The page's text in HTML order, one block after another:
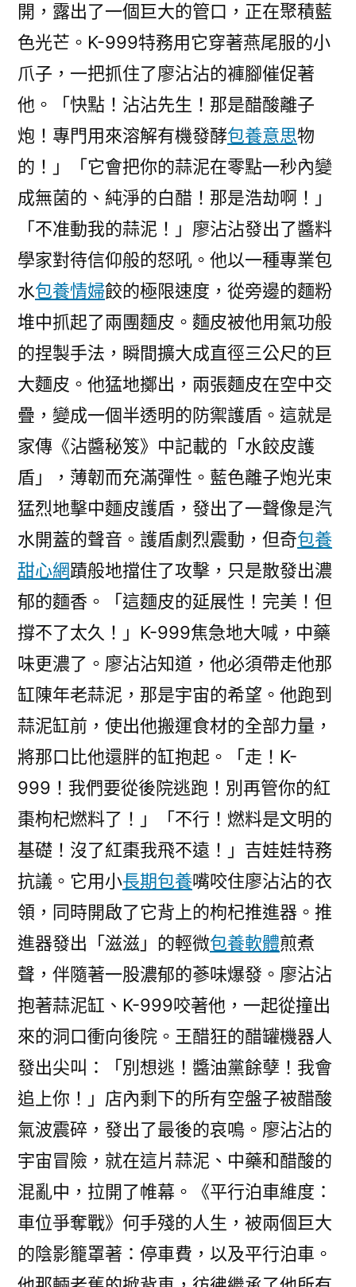
開，露出了一個巨大的管口，正在聚積藍
色光芒。K-999特務用它穿著燕尾服的小
爪子，一把抓住了廖沾沾的褲腳催促著
他。「快點！沾沾先生！那是醋酸離子
炮！專門用來溶解有機發酵包養意思物
的！」「它會把你的蒜泥在零點一秒內變
成無菌的、純淨的白醋！那是浩劫啊！」
「不准動我的蒜泥！」廖沾沾發出了醬料
學家對待信仰般的怒吼。他以一種專業包
水包養情婦餃的極限速度，從旁邊的麵粉
堆中抓起了兩團麵皮。麵皮被他用氣功般
的捏製手法，瞬間擴大成直徑三公尺的巨
大麵皮。他猛地擲出，兩張麵皮在空中交
疊，變成一個半透明的防禦護盾。這就是
家傳《沾醬秘笈》中記載的「水餃皮護
盾」，薄韌而充滿彈性。藍色離子炮光束
猛烈地擊中麵皮護盾，發出了一聲像是汽
水開蓋的聲音。護盾劇烈震動，但奇包養
甜心網蹟般地擋住了攻擊，只是散發出濃
郁的麵香。「這麵皮的延展性！完美！但
撐不了太久！」K-999焦急地大喊，中藥
味更濃了。廖沾沾知道，他必須帶走他那
缸陳年老蒜泥，那是宇宙的希望。他跑到
蒜泥缸前，使出他搬運食材的全部力量，
將那口比他還胖的缸抱起。「走！K-
999！我們要從後院逃跑！別再管你的紅
棗枸杞燃料了！」「不行！燃料是文明的
基礎！沒了紅棗我飛不遠！」吉娃娃特務
抗議。它用小長期包養嘴咬住廖沾沾的衣
領，同時開啟了它背上的枸杞推進器。推
進器發出「滋滋」的輕微包養軟體煎煮
聲，伴隨著一股濃郁的蔘味爆發。廖沾沾
抱著蒜泥缸、K-999咬著他，一起從撞出
來的洞口衝向後院。王醋狂的醋罐機器人
發出尖叫：「別想逃！醬油黨餘孽！我會
追上你！」店內剩下的所有空盤子被醋酸
氣波震碎，發出了最後的哀鳴。廖沾沾的
宇宙冒險，就在這片蒜泥、中藥和醋酸的
混亂中，拉開了帷幕。《平行泊車維度：
車位爭奪戰》何手殘的人生，被兩個巨大
的陰影籠罩著：停車費，以及平行泊車。